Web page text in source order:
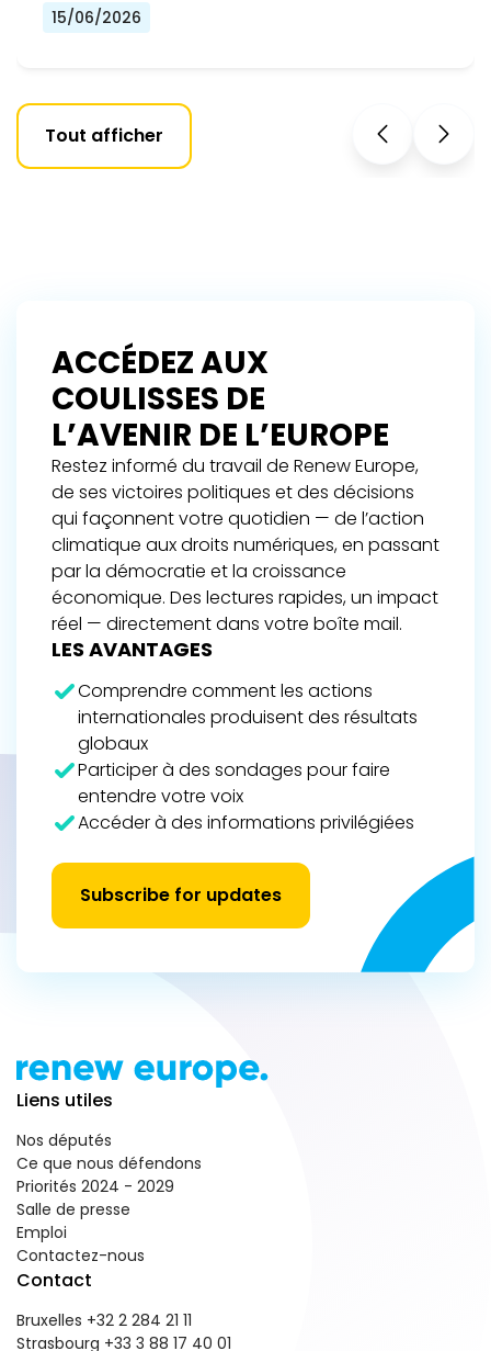
15/06/2026
Tout afficher
ACCÉDEZ AUX
COULISSES DE
L’AVENIR DE L’EUROPE
Restez informé du travail de Renew Europe,
de ses victoires politiques et des décisions
qui façonnent votre quotidien — de l’action
climatique aux droits numériques, en passant
par la démocratie et la croissance
économique. Des lectures rapides, un impact
réel — directement dans votre boîte mail.
LES AVANTAGES
Comprendre comment les actions
internationales produisent des résultats
globaux
Participer à des sondages pour faire
entendre votre voix
Accéder à des informations privilégiées
Subscribe for updates
Liens utiles
Nos députés
Ce que nous défendons
Priorités 2024 - 2029
Salle de presse
Emploi
Contactez-nous
Contact
Bruxelles +32 2 284 21 11
Strasbourg +33 3 88 17 40 01